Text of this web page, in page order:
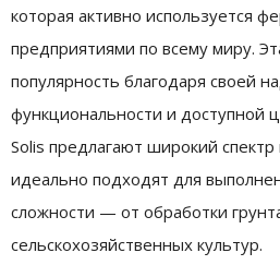
которая активно используется
предприятиями по всему миру.
популярность благодаря своей
функциональности и доступной
Solis предлагают широкий
идеально подходят для
сложности — от обработки
сельскохозяйственных культур.